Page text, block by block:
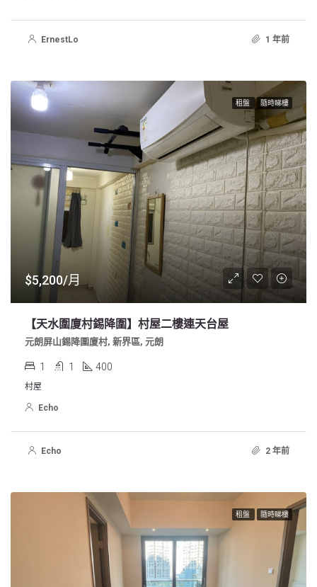
ErnestLo 1 年前
租盤 隨時睇樓
$5,200/月
【天水圍廈村錫降圍】村屋二樓連天台屋
元朗屏山錫降圍廈村, 新界區, 元朗
1 1 400
村屋
Echo
Echo 2 年前
租盤 隨時睇樓